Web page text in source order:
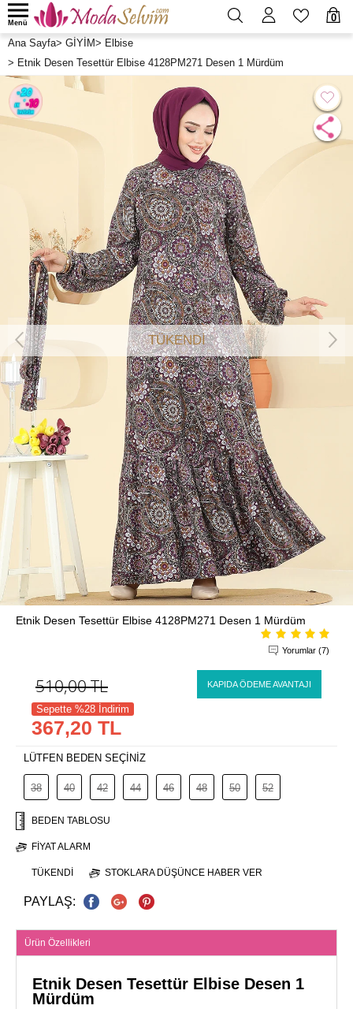
0
Menü
Ana Sayfa> GİYİM> Elbise
> Etnik Desen Tesettür Elbise 4128PM271 Desen 1 Mürdüm
TÜKENDİ
Etnik Desen Tesettür Elbise 4128PM271 Desen 1 Mürdüm
Yorumlar (7)
510,00TL KAPIDA ÖDEME AVANTAJI
Sepette %28 İndirim
367,20 TL
LÜTFEN BEDEN SEÇİNİZ
38 40 42 44 46 48 50 52
BEDEN TABLOSU
FIYAT ALARM
TÜKENDI STOKLARA DÜŞÜNCE HABER VER
PAYLAŞ:
Ürün Özellikleri
Etnik Desen Tesettür Elbise Desen 1
Mürdüm